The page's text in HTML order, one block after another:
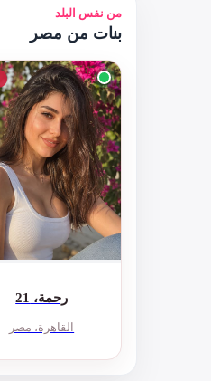
من نفس البلد
بنات من مصر
رحمة، 21
القاهرة، مصر